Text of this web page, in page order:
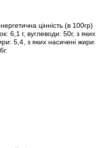
цінність (в 100гр)
6,1 г, вуглеводи: 50г, з яких
5,4, з яких насичені жири: